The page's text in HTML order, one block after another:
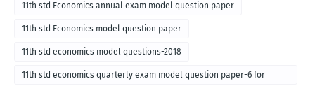
11th std Economics annual exam model question paper
11th std Economics model question paper
11th std economics model questions-2018
11th std economics quarterly exam model question paper-6 for